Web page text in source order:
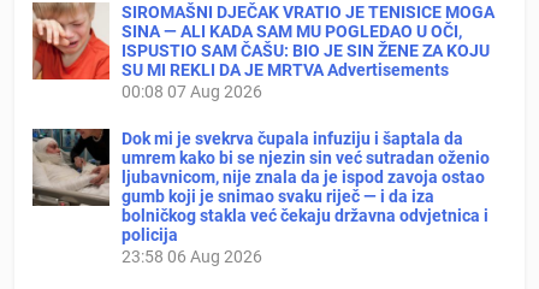
SIROMAŠNI DJEČAK VRATIO JE TENISICE MOGA
SINA — ALI KADA SAM MU POGLEDAO U OČI,
ISPUSTIO SAM ČAŠU: BIO JE SIN ŽENE ZA KOJU
SU MI REKLI DA JE MRTVA Advertisements
00:08 07 Aug 2026
Dok mi je svekrva čupala infuziju i šaptala da
umrem kako bi se njezin sin već sutradan oženio
ljubavnicom, nije znala da je ispod zavoja ostao
gumb koji je snimao svaku riječ — i da iza
bolničkog stakla već čekaju državna odvjetnica i
policija
23:58 06 Aug 2026